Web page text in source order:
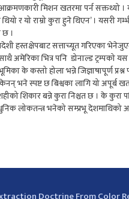
मिशन खतरमा पर्न सक्तथ्यो ।
र यो राम्रो कुरा हुने थिएन’ । यसरी
छ ।
हस्तक्षेपबाट सत्ताच्यूत गरिएका
अमेरिका भित्र पनि डोनाल्ड ट्रम्पको
के कस्तो होला भन्ने जिज्ञाषापूर्ण
भने स्पष्ट छ बिश्वका लागि यो अपूर्ब
शिकार बन्ने कुरा निश्चत छ । के कुरा
लोकतन्त्र भनेको सम्प्रभू